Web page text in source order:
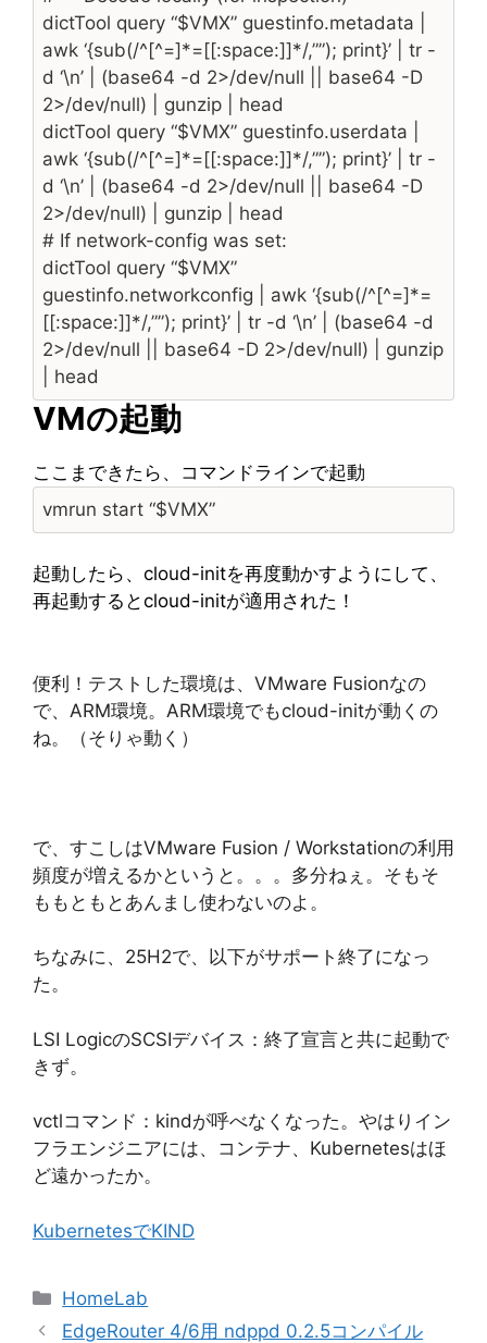
dictTool query “$VMX” guestinfo.metadata |
awk ‘{sub(/^[^=]*=[[:space:]]*/,””); print}’ | tr -
d ‘\n’ | (base64 -d 2>/dev/null || base64 -D
2>/dev/null) | gunzip | head
dictTool query “$VMX” guestinfo.userdata |
awk ‘{sub(/^[^=]*=[[:space:]]*/,””); print}’ | tr -
d ‘\n’ | (base64 -d 2>/dev/null || base64 -D
2>/dev/null) | gunzip | head
# If network-config was set:
dictTool query “$VMX”
guestinfo.networkconfig | awk ‘{sub(/^[^=]*=
[[:space:]]*/,””); print}’ | tr -d ‘\n’ | (base64 -d
2>/dev/null || base64 -D 2>/dev/null) | gunzip
| head
VMの起動
ここまできたら、コマンドラインで起動
vmrun start “$VMX”
起動したら、cloud-initを再度動かすようにして、
再起動するとcloud-initが適用された！
便利！テストした環境は、VMware Fusionなの
で、ARM環境。ARM環境でもcloud-initが動くの
ね。（そりゃ動く）
で、すこしはVMware Fusion / Workstationの利用
頻度が増えるかというと。。。多分ねぇ。そもそ
ももともとあんまし使わないのよ。
ちなみに、25H2で、以下がサポート終了になっ
た。
LSI LogicのSCSIデバイス：終了宣言と共に起動で
きず。
vctlコマンド：kindが呼べなくなった。やはりイン
フラエンジニアには、コンテナ、Kubernetesはほ
ど遠かったか。
KubernetesでKIND
カ
テ
HomeLab
EdgeRouter 4/6用 ndppd 0.2.5コンパイル